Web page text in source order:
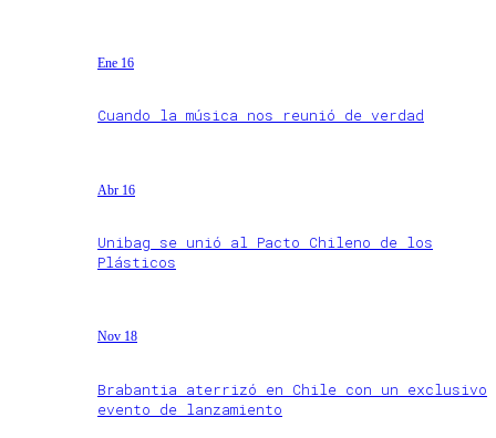
Ene 16
Cuando la música nos reunió de verdad
Abr 16
Unibag se unió al Pacto Chileno de los
Plásticos
Nov 18
Brabantia aterrizó en Chile con un exclusivo
evento de lanzamiento